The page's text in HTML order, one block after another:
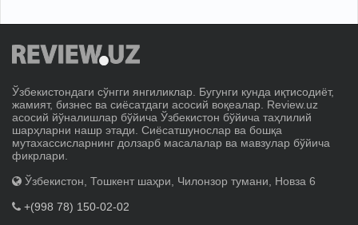
Ўзбекистондаги сўнгги янгиликлар. Бугунги кунда иқтисодиёт,
жамият, бизнес ва сиёсатдаги асосий воқеалар. Review.uz
асосий йўналишлар бўйича Ўзбекистон бўйича таҳлилий
шарҳларни нашр этади. Сиёсатшунослар ва бошқа
мутахассисларнинг долзарб масалалар ва мавзулар бўйича
фикрлари.
Ўзбекистон, Тошкент шаҳри, Чилонзор тумани, Новза 6
+(998 78) 150-02-02